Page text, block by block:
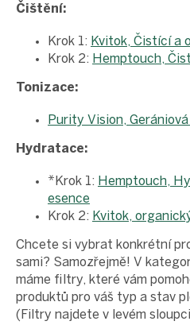
Čištění:
Krok 1: Kvitok, Čistící a
Krok 2: Hemptouch,
Tonizace:
Purity Vision,
Hydratace:
*Krok 1: Hemptouch,
esence
Krok 2: Kvitok,
Chcete si vybrat konkrétní
sami? Samozřejmě! V
máme filtry, které vám
produktů pro váš typ a stav
(Filtry najdete v levém